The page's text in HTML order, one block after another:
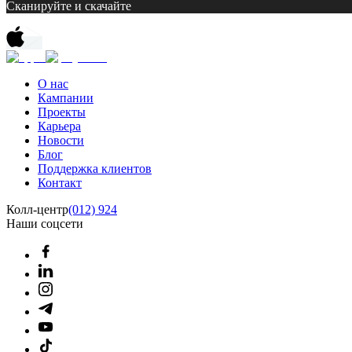
Сканируйте и скачайте
О нас
Кампании
Проекты
Карьера
Новости
Блог
Поддержка клиентов
Контакт
Колл-центр(012) 924
Наши соцсети